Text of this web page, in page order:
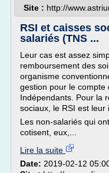
Site : http://
RSI et caisses
salariés (TNS ...
Leur cas est assez
remboursement des
organisme
gestion pour le compte
Indépendants. Pour la
sociaux, le RSI est leur
Les non-salariés qui
cotisent, eux,...
Lire la suite
Date: 2019-02-12